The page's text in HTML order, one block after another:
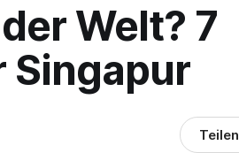
Welt? 7
Singapur
Teilen